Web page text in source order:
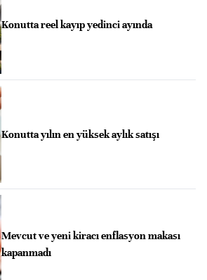
Konutta reel kayıp yedinci ayında
Konutta yılın en yüksek aylık satışı
Mevcut ve yeni kiracı enflasyon makası
kapanmadı